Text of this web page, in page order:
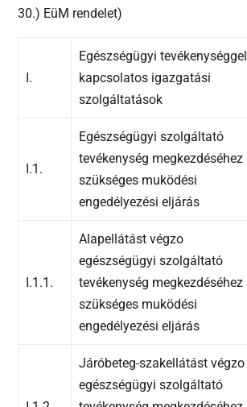
30.) EüM rendelet)
I.
Egészségügyi tevékenységgel
kapcsolatos igazgatási
szolgáltatások
I.1.
Egészségügyi szolgáltató
tevékenység megkezdéséhez
szükséges muködési
engedélyezési eljárás
I.1.1.
Alapellátást végzo
egészségügyi szolgáltató
tevékenység megkezdéséhez
szükséges muködési
engedélyezési eljárás
Járóbeteg-szakellátást végzo
egészségügyi szolgáltató